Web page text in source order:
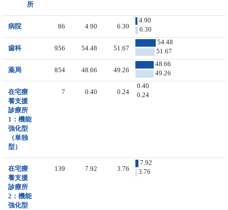
所
病院 86 4.90 6.30
4.90
6.30
歯科 956 54.48 51.67
54.48
51.67
薬局 854 48.66 49.26
48.66
49.26
在宅療
養支援
診療所
1：機能
強化型
（単独
型）
7 0.40 0.24
0.40
0.24
在宅療
養支援
診療所
2：機能
強化型
139 7.92 3.76
7.92
3.76